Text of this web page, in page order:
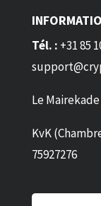
Tél. : +31 85
Le Mairekade
KvK
75927276